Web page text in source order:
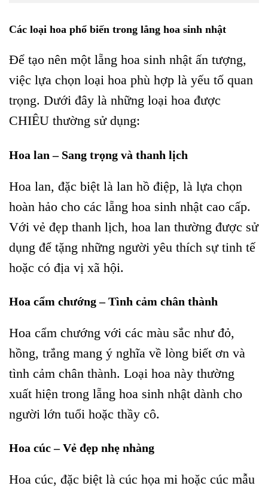
Các loại hoa phổ biến trong lẳng hoa sinh nhật
Để tạo nên một lẵng hoa sinh nhật ấn tượng,
việc lựa chọn loại hoa phù hợp là yếu tố quan
trọng. Dưới đây là những loại hoa được
CHIÊU thường sử dụng:
Hoa lan – Sang trọng và thanh lịch
Hoa lan, đặc biệt là lan hồ điệp, là lựa chọn
hoàn hảo cho các lẵng hoa sinh nhật cao cấp.
Với vẻ đẹp thanh lịch, hoa lan thường được sử
dụng để tặng những người yêu thích sự tinh tế
hoặc có địa vị xã hội.
Hoa cẩm chướng – Tình cảm chân thành
Hoa cẩm chướng với các màu sắc như đỏ,
hồng, trắng mang ý nghĩa về lòng biết ơn và
tình cảm chân thành. Loại hoa này thường
xuất hiện trong lẵng hoa sinh nhật dành cho
người lớn tuổi hoặc thầy cô.
Hoa cúc – Vẻ đẹp nhẹ nhàng
Hoa cúc, đặc biệt là cúc họa mi hoặc cúc mẫu